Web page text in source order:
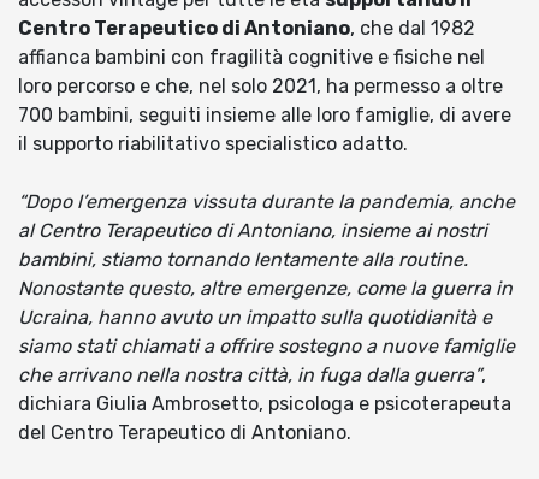
Centro Terapeutico di Antoniano, che dal 1982
affianca bambini con fragilità cognitive e fisiche nel
loro percorso e che, nel solo 2021, ha permesso a oltre
700 bambini, seguiti insieme alle loro famiglie, di avere
il supporto riabilitativo specialistico adatto.
“Dopo l’emergenza vissuta durante la pandemia, anche
al Centro Terapeutico di Antoniano, insieme ai nostri
bambini, stiamo tornando lentamente alla routine.
Nonostante questo, altre emergenze, come la guerra in
Ucraina, hanno avuto un impatto sulla quotidianità e
siamo stati chiamati a offrire sostegno a nuove famiglie
che arrivano nella nostra città, in fuga dalla guerra”,
dichiara Giulia Ambrosetto, psicologa e psicoterapeuta
del Centro Terapeutico di Antoniano.